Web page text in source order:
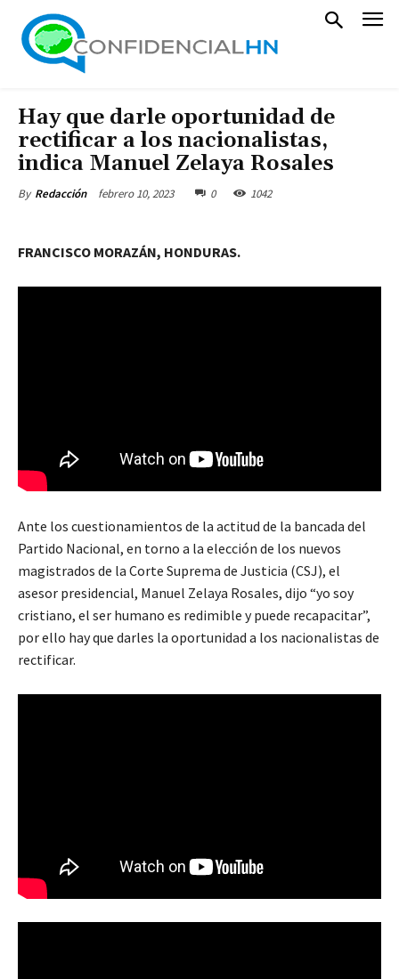
Hay que darle oportunidad de
rectificar a los nacionalistas,
indica Manuel Zelaya Rosales
By Redacción febrero 10, 2023 0 1042
FRANCISCO MORAZÁN, HONDURAS.
Ante los cuestionamientos de la actitud de la bancada del
Partido Nacional, en torno a la elección de los nuevos
magistrados de la Corte Suprema de Justicia (CSJ), el
asesor presidencial, Manuel Zelaya Rosales, dijo “yo soy
cristiano, el ser humano es redimible y puede recapacitar”,
por ello hay que darles la oportunidad a los nacionalistas de
rectificar.